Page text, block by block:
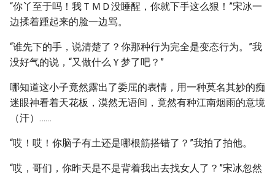
“你丫至于吗！我ＴＭＤ没睡醒，你就下手这么狠！”宋冰一
边揉着踵起来的脸一边骂。
“谁先下的手，说清楚了？你那种行为完全是变态行为。”我
没好气的说，“又做什么Ｙ梦了吧？”
哪知道这小子竟然露出了委屈的表情，用一种莫名其妙的痴
迷眼神看着天花板，漠然无语间，竟然有种江南烟雨的意境
（汗）……
“哎！哎！你脑子有土还是哪根筋搭错了？”我拍了拍他。
“哎，哥们，你昨天是不是背着我出去找女人了？”宋冰忽然